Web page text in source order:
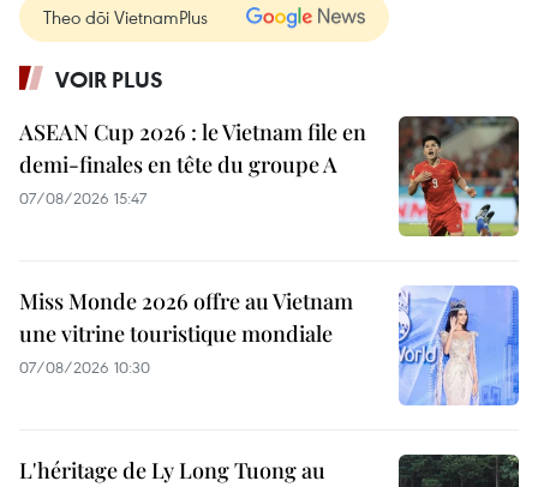
Theo dõi VietnamPlus
VOIR PLUS
ASEAN Cup 2026 : le Vietnam file en
demi-finales en tête du groupe A
07/08/2026 15:47
Miss Monde 2026 offre au Vietnam
une vitrine touristique mondiale
07/08/2026 10:30
L'héritage de Ly Long Tuong au